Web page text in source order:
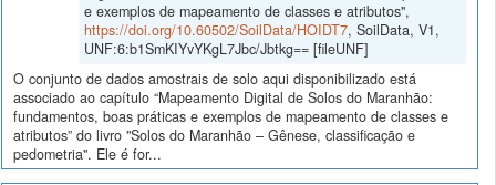
e exemplos de mapeamento de classes e atributos",
https://doi.org/10.60502/SoilData/HOIDT7, SoilData, V1,
UNF:6:b1SmKIYvYKgL7Jbc/Jbtkg== [fileUNF]
O conjunto de dados amostrais de solo aqui disponibilizado está
associado ao capítulo “Mapeamento Digital de Solos do Maranhão:
fundamentos, boas práticas e exemplos de mapeamento de classes e
atributos” do livro "Solos do Maranhão – Gênese, classificação e
pedometria". Ele é for...